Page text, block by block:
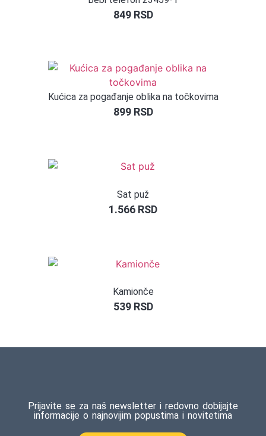
849 RSD
Kućica za pogađanje oblika na točkovima
899 RSD
Sat puž
1.566 RSD
Kamionče
539 RSD
Prijavite se za naš newsletter i redovno dobijajte
informacije o najnovijim popustima i novitetima